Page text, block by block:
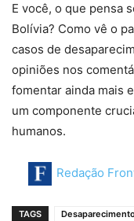
E você, o que pensa
Bolívia? Como vê o
casos de
opiniões nos
fomentar ainda mais
um componente
humanos.
Redação
TAGS